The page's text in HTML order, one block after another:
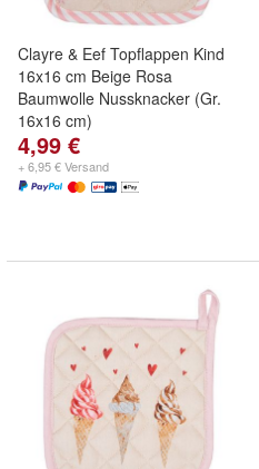
Clayre & Eef Topflappen Kind
16x16 cm Beige Rosa
Baumwolle Nussknacker (Gr.
16x16 cm)
4,99 €
+ 6,95 € Versand